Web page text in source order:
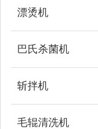
漂烫机
巴氏杀菌机
斩拌机
毛辊清洗机